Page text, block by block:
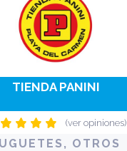
TIENDA PANINI
(ver opiniones)
OTROS